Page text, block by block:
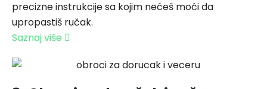
precizne instrukcije sa kojim nećeš moći da
upropastiš ručak.
Saznaj više